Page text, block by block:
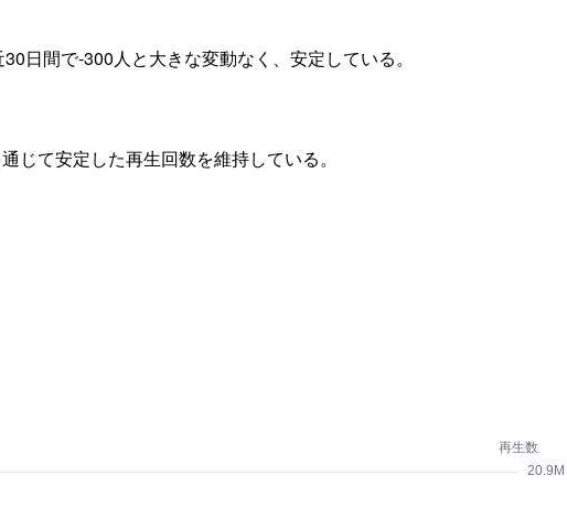
日間で-300人と大きな変動なく、安定している。
て安定した再生回数を維持している。